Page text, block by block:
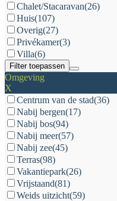
Chalet/Stacaravan(26)
Huis(107)
Overig(27)
Privékamer(3)
Villa(6)
Filter toepassen
Omgeving
X
Centrum van de stad(36)
Nabij bergen(17)
Nabij bos(94)
Nabij meer(57)
Nabij zee(45)
Terras(98)
Vakantiepark(26)
Vrijstaand(81)
Weids uitzicht(59)